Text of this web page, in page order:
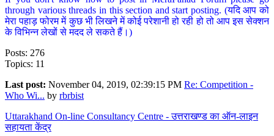
through various threads in this section and start posting. (यदि आप को
मेरा पहाड़ फोरम में कुछ भी लिखने में कोई परेशानी हो रही हो तो आप इस सेक्शन
के विभिन्न लेखों से मदद ले सकते हैं।)
Posts: 276
Topics: 11
Last post: November 04, 2019, 02:39:15 PM Re: Competition -
Who Wi... by rbrbist
Uttarakhand On-line Consultancy Centre - उत्तराखण्ड का ऑन-लाइन
सहायता केंद्र